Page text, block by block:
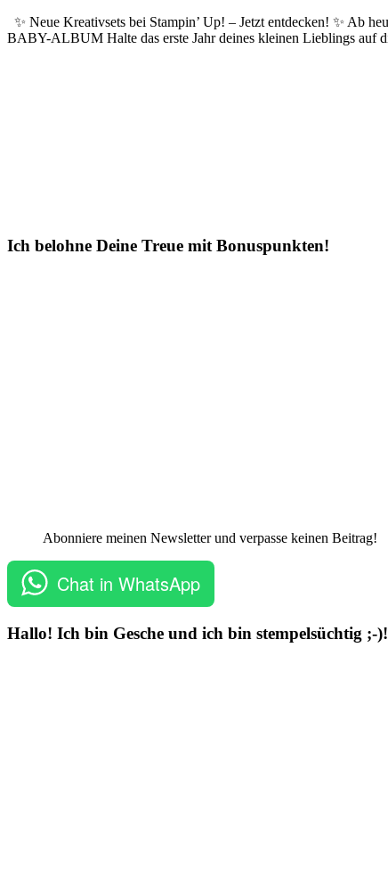
✨ Neue Kreativsets bei Stampin’ Up! – Jetzt entdecken! ✨ Ab
BABY-ALBUM Halte das erste Jahr deines kleinen Lieblings auf
Ich belohne Deine Treue mit Bonuspunkten!
Abonniere meinen Newsletter und verpasse keinen Beitrag!
Chat in WhatsApp
Hallo! Ich bin Gesche und ich bin stempelsüchtig